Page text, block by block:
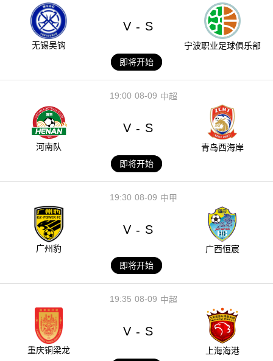
无锡吴钩
V - S
宁波职业足球俱乐部
即将开始
08-09
19:00 中超
河南队
V - S
青岛西海岸
即将开始
08-09
19:30 中甲
广州豹
V - S
广西恒宸
即将开始
08-09
19:35 中超
重庆铜梁龙
V - S
上海海港